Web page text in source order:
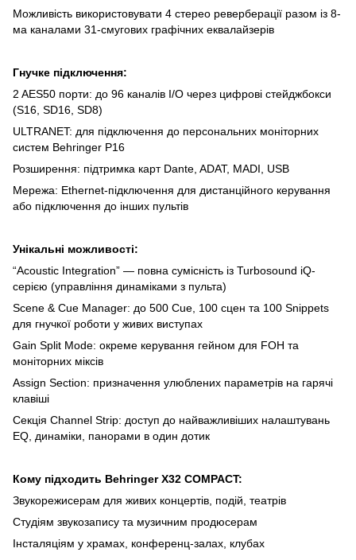
Можливість використовувати 4 стерео реверберації разом із 8-
ма каналами 31-смугових графічних еквалайзерів
Гнучке підключення:
2 AES50 порти: до 96 каналів I/O через цифрові стейджбокси
(S16, SD16, SD8)
ULTRANET: для підключення до персональних моніторних
систем Behringer P16
Розширення: підтримка карт Dante, ADAT, MADI, USB
Мережа: Ethernet-підключення для дистанційного керування
або підключення до інших пультів
Унікальні можливості:
“Acoustic Integration” — повна сумісність із Turbosound iQ-
серією (управління динаміками з пульта)
Scene & Cue Manager: до 500 Cue, 100 сцен та 100 Snippets
для гнучкої роботи у живих виступах
Gain Split Mode: окреме керування гейном для FOH та
моніторних міксів
Assign Section: призначення улюблених параметрів на гарячі
клавіші
Секція Channel Strip: доступ до найважливіших налаштувань
EQ, динаміки, панорами в один дотик
Кому підходить Behringer X32 COMPACT:
Звукорежисерам для живих концертів, подій, театрів
Студіям звукозапису та музичним продюсерам
Інсталяціям у храмах, конференц-залах, клубах